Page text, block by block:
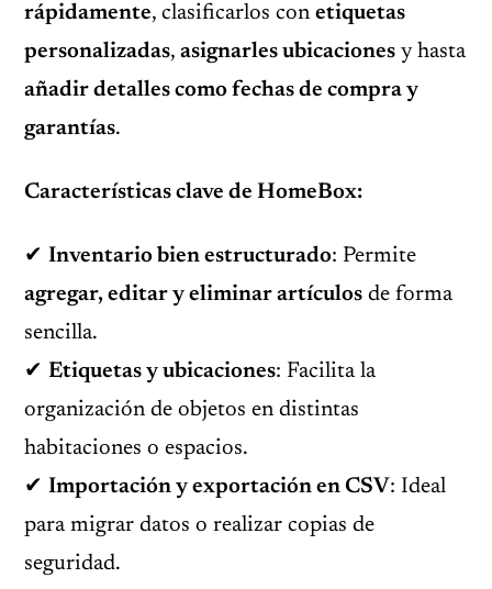
rápidamente, clasificarlos con etiquetas
personalizadas, asignarles ubicaciones y hasta
añadir detalles como fechas de compra y
garantías.
Características clave de HomeBox:
✔ Inventario bien estructurado: Permite
agregar, editar y eliminar artículos de forma
sencilla.
✔ Etiquetas y ubicaciones: Facilita la
organización de objetos en distintas
habitaciones o espacios.
✔ Importación y exportación en CSV: Ideal
para migrar datos o realizar copias de
seguridad.